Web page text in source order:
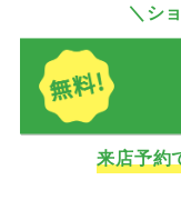
＼シ
来店予約